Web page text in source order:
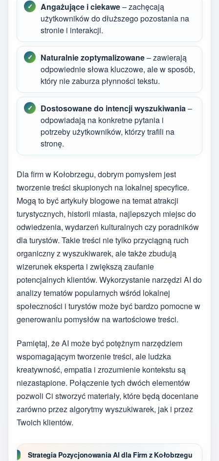
Angażujące i ciekawe– zachęcają
użytkowników do dłuższego pozostania na
stronie i interakcji.
Naturalnie zoptymalizowane– zawierają
odpowiednie słowa kluczowe, ale w sposób,
który nie zaburza płynności tekstu.
Dostosowane do intencji wyszukiwania –
odpowiadają na konkretne pytania i
potrzeby użytkowników, którzy trafili na
stronę.
Dla firm w Kołobrzegu, dobrym pomysłem jest
tworzenie treści skupionych na lokalnej specyfice.
Mogą to być artykuły blogowe na temat atrakcji
turystycznych, historii miasta, najlepszych miejsc do
odwiedzenia, wydarzeń kulturalnych czy poradników
dla turystów. Takie treści nie tylko przyciągną ruch
organiczny z wyszukiwarek, ale także zbudują
wizerunek eksperta i zwiększą zaufanie
potencjalnych klientów. Wykorzystanie narzędzi AI do
analizy tematów popularnych wśród lokalnej
społeczności i turystów może być bardzo pomocne w
generowaniu pomysłów na wartościowe treści.
Pamiętaj, że AI może być potężnym narzędziem
wspomagającym tworzenie treści, ale ludzka
kreatywność, empatia i zrozumienie kontekstu są
niezastąpione. Połączenie tych dwóch elementów
pozwoli Ci stworzyć materiały, które będą doceniane
zarówno przez algorytmy wyszukiwarek, jak i przez
Twoich klientów.
Strategia Pozycjonowania AI dla Firm z Kołobrzegu